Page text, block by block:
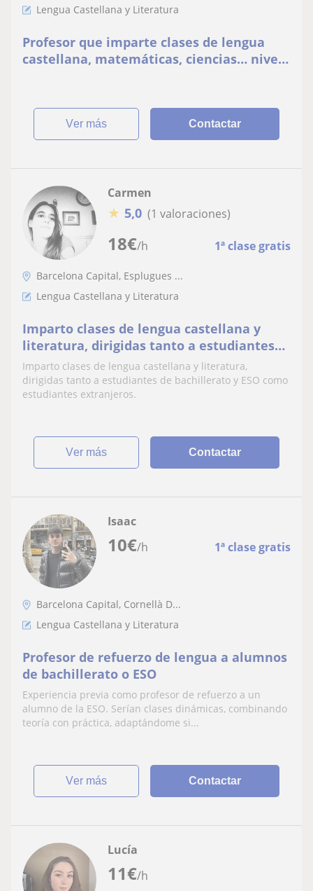
Lengua Castellana y Literatura
Profesor que imparte clases de lengua
castellana, matemáticas, ciencias… nivel
ver más Contactar
18€/h 1ª clase gratis
Carmen
★ 5,0 (1 valoraciones)
Barcelona Capital, Esplugues ...
Lengua Castellana y Literatura
Imparto clases de lengua castellana y
literatura, dirigidas tanto a estudiantes
de bachillerato y ESO como estudiantes
extranjeros
Imparto clases de lengua castellana y literatura,
dirigidas tanto a estudiantes de bachillerato y ESO como
estudiantes extranjeros.
ver más Contactar
10€/h 1ª clase gratis
Isaac
Barcelona Capital, Cornellà D...
Lengua Castellana y Literatura
Profesor de refuerzo de lengua a alumnos
de bachillerato o ESO
Experiencia previa como profesor de refuerzo a un
alumno de la ESO. Serían clases dinámicas, combinando
teoría con práctica, adaptándome si...
ver más Contactar
11€/h
Lucía